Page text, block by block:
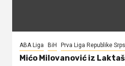
ABA Liga BiH Prva Liga Republike
Mićo Milovanović iz